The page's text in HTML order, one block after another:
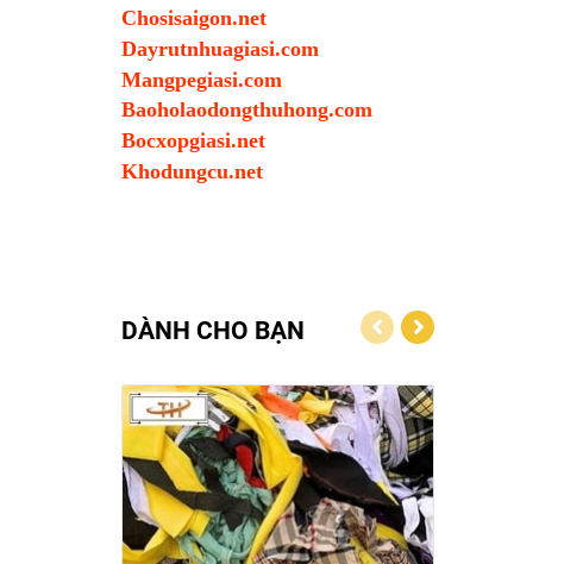
Chosisaigon.net
Dayrutnhuagiasi.com
Mangpegiasi.com
Baoholaodongthuhong.com
Bocxopgiasi.net
Khodungcu.net
DÀNH CHO BẠN